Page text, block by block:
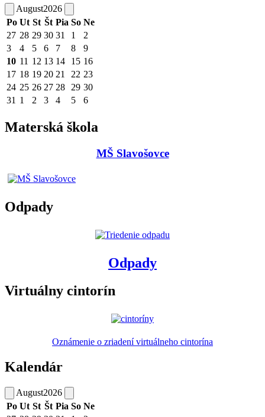
August2026
Po Ut St Št Pia So Ne
27 28 29 30 31 1
2
3
4 5 6 7 8
9
10 11 12 13 14 15 16
17 18 19 20 21 22 23
24 25 26 27 28 29 30
31 1 2 3 4 5 6
Materská škola
MŠ Slavošovce
Odpady
Odpady
Virtuálny cintorín
Oznámenie o zriadení virtuálneho cintorína
Kalendár
August2026
Po Ut St Št Pia So Ne